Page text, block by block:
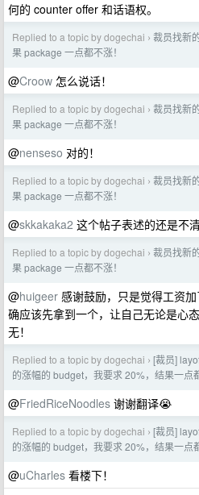
何的 counter offer 和话语权。
Replied to a topic by dogechai › 裁员找新
果 package 一点都不涨！
@Croow 怎么说话！
Replied to a topic by dogechai › 裁员找新
果 package 一点都不涨！
@nenseso 对的！
Replied to a topic by dogechai › 裁员找新
果 package 一点都不涨！
@skkakaka2 这个帖子表述的还是不
Replied to a topic by dogechai › 裁员找新
果 package 一点都不涨！
@huigeer 感谢鼓励，只是觉得工资
确应该先拿到一个，让自己无论是心
无！
Replied to a topic by dogechai › [裁员]
的涨幅的 budget，我要求 20%，结果一点
@FriedRiceNoodles 谢谢翻译😭
Replied to a topic by dogechai › [裁员]
的涨幅的 budget，我要求 20%，结果一点
@uCharles 看楼下！